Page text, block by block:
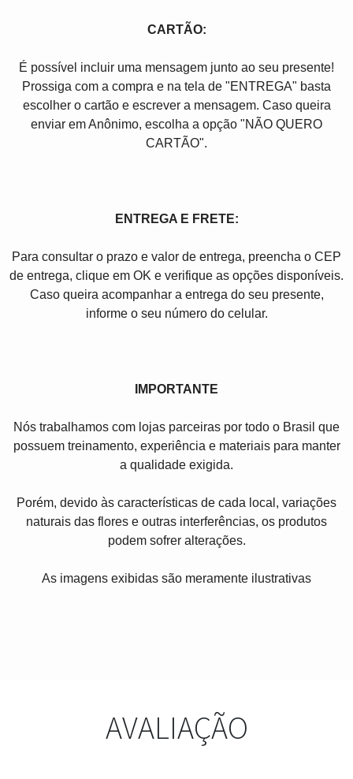
CARTÃO:
É possível incluir uma mensagem junto ao seu presente!
Prossiga com a compra e na tela de "ENTREGA" basta
escolher o cartão e escrever a mensagem. Caso queira
enviar em Anônimo, escolha a opção "NÃO QUERO
CARTÃO".
ENTREGA E FRETE:
Para consultar o prazo e valor de entrega, preencha o CEP
de entrega, clique em OK e verifique as opções disponíveis.
Caso queira acompanhar a entrega do seu presente,
informe o seu número do celular.
IMPORTANTE
Nós trabalhamos com lojas parceiras por todo o Brasil que
possuem treinamento, experiência e materiais para manter
a qualidade exigida.
Porém, devido às características de cada local, variações
naturais das flores e outras interferências, os produtos
podem sofrer alterações.
As imagens exibidas são meramente ilustrativas
AVALIAÇÃO